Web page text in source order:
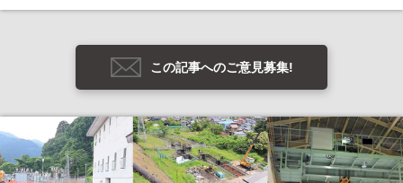
この記事へのご意見募集!